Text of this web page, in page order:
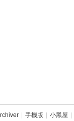
手機版 小黑屋